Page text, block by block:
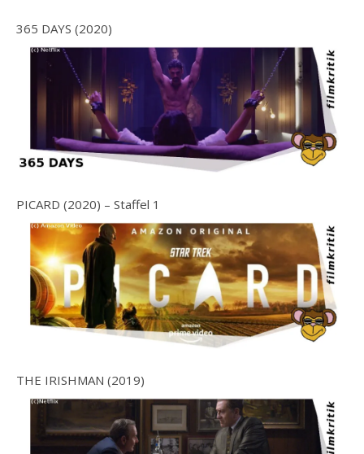
365 DAYS (2020)
PICARD (2020) – Staffel 1
THE IRISHMAN (2019)